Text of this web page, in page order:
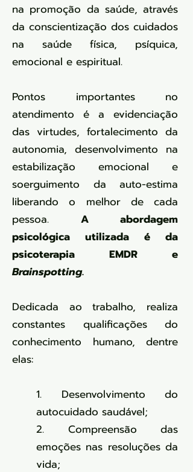
na promoção da saúde, através
da conscientização dos cuidados
na saúde física, psíquica,
emocional e espiritual.
Pontos importantes no
atendimento é a evidenciação
das virtudes, fortalecimento da
autonomia, desenvolvimento na
estabilização emocional e
soerguimento da auto-estima
liberando o melhor de cada
pessoa. A abordagem
psicológica utilizada é da
psicoterapia EMDR e
Brainspotting.
Dedicada ao trabalho, realiza
constantes qualificações do
conhecimento humano, dentre
elas:
1. Desenvolvimento do
autocuidado saudável;
2. Compreensão das
emoções nas resoluções da
vida;